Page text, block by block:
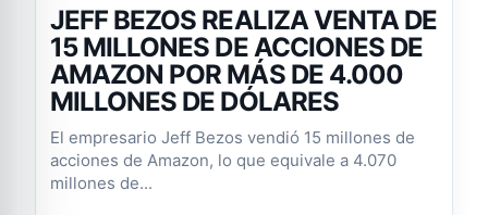
JEFF BEZOS REALIZA VENTA DE
15 MILLONES DE ACCIONES DE
AMAZON POR MÁS DE 4.000
MILLONES DE DÓLARES
El empresario Jeff Bezos vendió 15 millones de
acciones de Amazon, lo que equivale a 4.070
millones de...